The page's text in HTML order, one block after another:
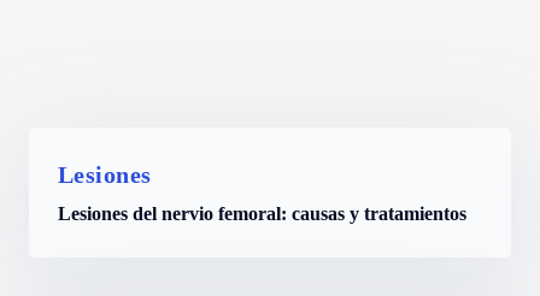
Lesiones
Lesiones del nervio femoral: causas y tratamientos